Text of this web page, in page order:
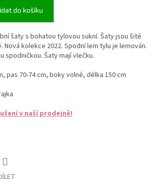
do košíku
šaty s bohatou tylovou sukní. Šaty jsou šité
Nová kolekce 2022. Spodní lem tylu je lemován.
spodničkou. Šaty mají vlečku.
pas 70-74 cm, boky volné, délka 150 cm
v naší prodejně!